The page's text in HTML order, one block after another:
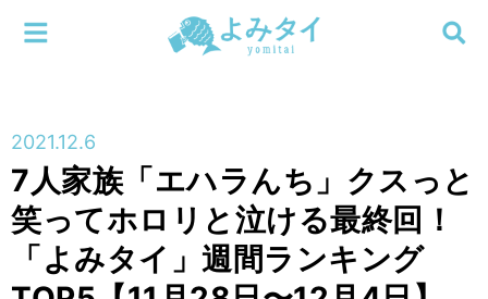
連載
新刊
検索する
メニューを閉じる
2021.12.6
7人家族「エハラんち」クスっと
笑ってホロリと泣ける最終回！
「よみタイ」週間ランキング